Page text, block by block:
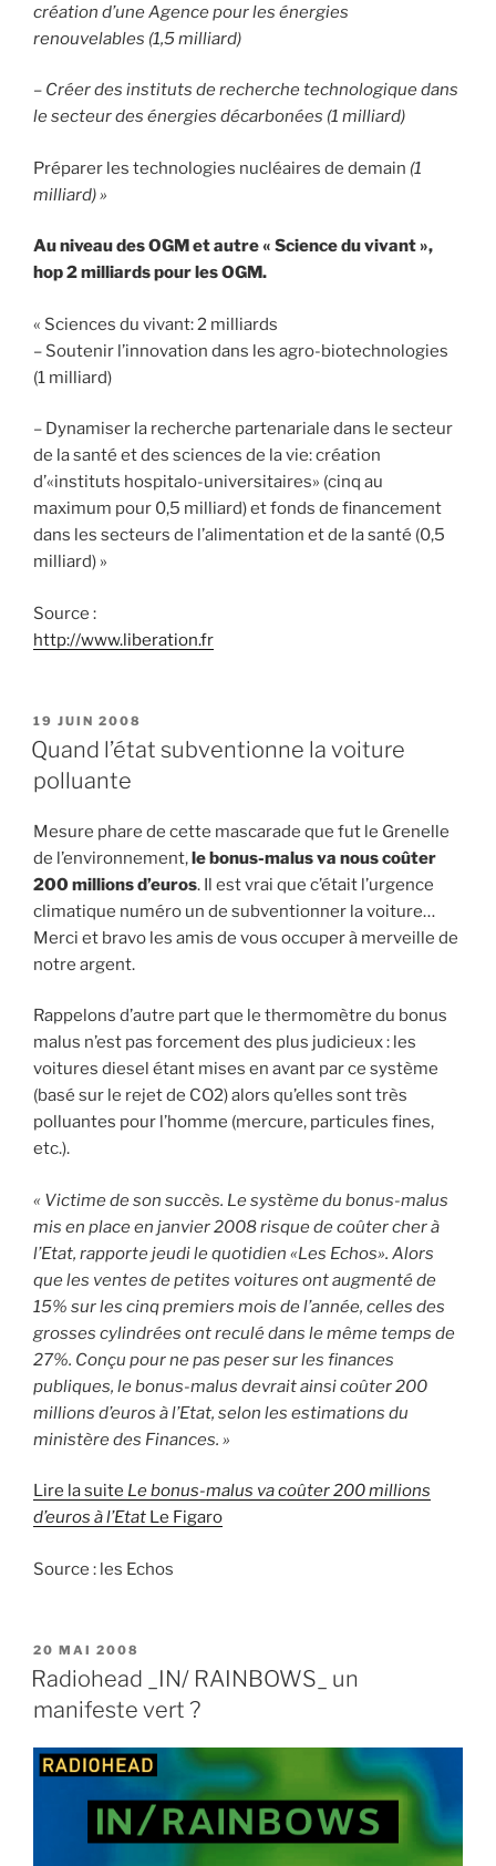
création d’une Agence pour les énergies
renouvelables (1,5 milliard)
– Créer des instituts de recherche technologique dans
le secteur des énergies décarbonées (1 milliard)
Préparer les technologies nucléaires de demain (1
milliard) »
Au niveau des OGM et autre « Science du vivant »,
hop 2 milliards pour les OGM.
« Sciences du vivant: 2 milliards
– Soutenir l’innovation dans les agro-biotechnologies
(1 milliard)
– Dynamiser la recherche partenariale dans le secteur
de la santé et des sciences de la vie: création
d’«instituts hospitalo-universitaires» (cinq au
maximum pour 0,5 milliard) et fonds de financement
dans les secteurs de l’alimentation et de la santé (0,5
milliard) »
Source :
http://www.liberation.fr
PUBLIÉ
LE
19 JUIN 2008
Quand l’état subventionne la voiture
polluante
Mesure phare de cette mascarade que fut le Grenelle
de l’environnement,le bonus-malus va nous coûter
200 millions d’euros. Il est vrai que c’était l’urgence
climatique numéro un de subventionner la voiture…
Merci et bravo les amis de vous occuper à merveille de
notre argent.
Rappelons d’autre part que le thermomètre du bonus
malus n’est pas forcement des plus judicieux : les
voitures diesel étant mises en avant par ce système
(basé sur le rejet de CO2) alors qu’elles sont très
polluantes pour l’homme (mercure, particules fines,
etc.).
« Victime de son succès. Le système du bonus-malus
mis en place en janvier 2008 risque de coûter cher à
l’Etat, rapporte jeudi le quotidien «Les Echos». Alors
que les ventes de petites voitures ont augmenté de
15% sur les cinq premiers mois de l’année, celles des
grosses cylindrées ont reculé dans le même temps de
27%. Conçu pour ne pas peser sur les finances
publiques, le bonus-malus devrait ainsi coûter 200
millions d’euros à l’Etat, selon les estimations du
ministère des Finances. »
Lire la suite Le bonus-malus va coûter 200 millions
d’euros à l’Etat Le Figaro
Source : les Echos
PUBLIÉ
LE
20 MAI 2008
Radiohead _IN/ RAINBOWS_ un
manifeste vert ?